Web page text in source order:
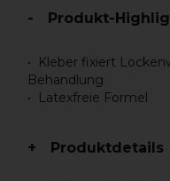
Produkt-
Kleber fixiert
Behandlung
Latexfreie Formel
Produktdetails